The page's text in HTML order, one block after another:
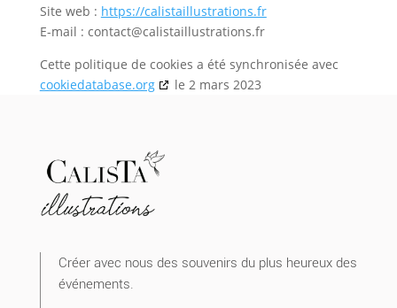
Site web : https://calistaillustrations.fr
E-mail : rf.snoitartsulliatsilac@tcatnoc
Cette politique de cookies a été synchronisée avec
cookiedatabase.org
le 2 mars 2023
Créer avec nous des souvenirs du plus heureux des
événements.